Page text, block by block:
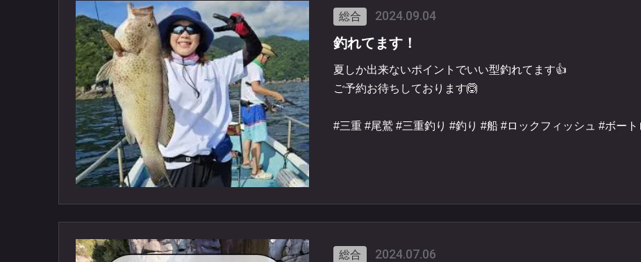
総合 2024.09.04
釣れてます！
夏しか出来ないポイントでいい型釣れてます👍
ご予約お待ちしております🙆
#三重 #尾鷲 #三重釣り #釣り #船 #ロックフィッシュ #ボー
総合 2024.07.06